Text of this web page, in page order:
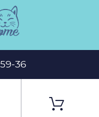
36